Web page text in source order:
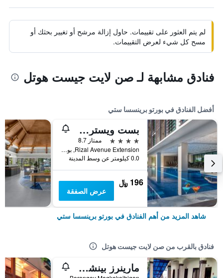
لم يتم العثور على تقييمات. حاول إزالة مرشح أو تغيير بحثك أو
مسح كل شيء لعرض التقييمات.
فنادق مشابهة لـ صن لايت جيست هوتل
أفضل الفنادق في بورتو برينسسا ستي
بست ويسترن بلس ذا أيفي وول هوتل - بالاوان
4 نجوم
ممتاز 8.7
Rizal Avenue Extension, بورتو برينسسا ستي, الفلبين
0.0 كيلومتر عن وسط المدينة
196 ﷼
عرض الصفقة
شاهد المزيد من أهم الفنادق في بورتو برينسسا ستي
فنادق بالقرب من صن لايت جيست هوتل
مارينرز بينشن هاوس